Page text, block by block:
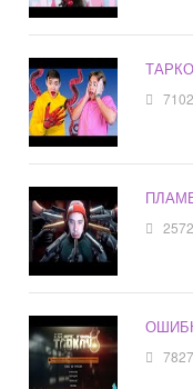
7102
2572
7827